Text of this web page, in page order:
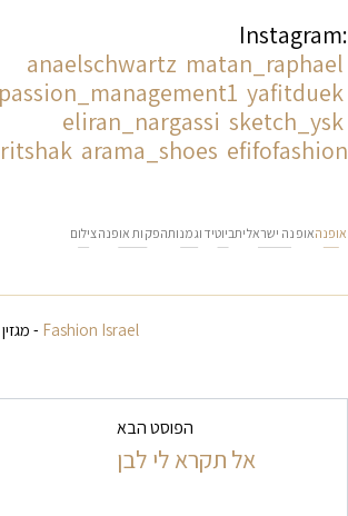
Instagram:
anaelschwartz matan_raphael
passion_management1 yafitduek
eliran_nargassi sketch_ysk
arama_shoes efifofashion
אופנהאופנה ישראליתביוטידוגמנותהפקות אופנהצילום
Fashion Israel
-
ניווט בפרסומיםהפוסט הבא
אל תקרא לי לבן